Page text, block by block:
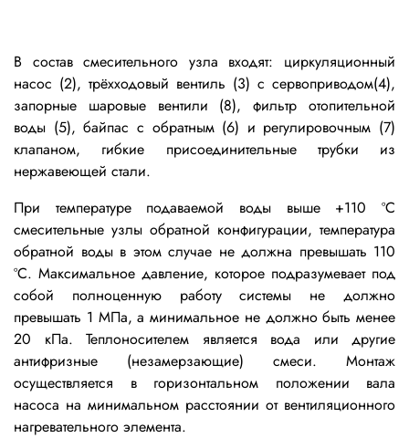
В состав смесительного узла входят: циркуляционный
насос (2), трёхходовый вентиль (3) с сервоприводом(4),
запорные шаровые вентили (8), фильтр отопительной
воды (5), байпас с обратным (6) и регулировочным (7)
клапаном, гибкие присоединительные трубки из
нержавеющей стали.
При температуре подаваемой воды выше +110 ºС
смесительные узлы обратной конфигурации, температура
обратной воды в этом случае не должна превышать 110
ºС. Максимальное давление, которое подразумевает под
собой полноценную работу системы не должно
превышать 1 МПа, а минимальное не должно быть менее
20 кПа. Теплоносителем является вода или другие
антифризные (незамерзающие) смеси. Монтаж
осуществляется в горизонтальном положении вала
насоса на минимальном расстоянии от вентиляционного
нагревательного элемента.